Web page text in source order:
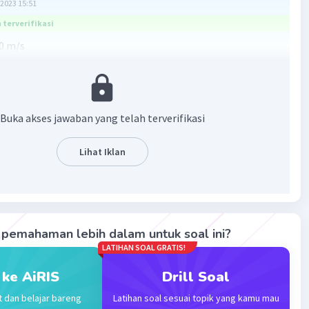
15:51
terverifikasi
m/s
pengendara tersebut adalah 20 m/s².
Buka akses jawaban yang telah terverifikasi
Lihat Iklan
lebih dalam untuk soal ini?
AiRIS
dan belajar bareng
LATIHAN SOAL GRATIS!
Drill Soal
Latihan soal sesuai topik yang kamu mau